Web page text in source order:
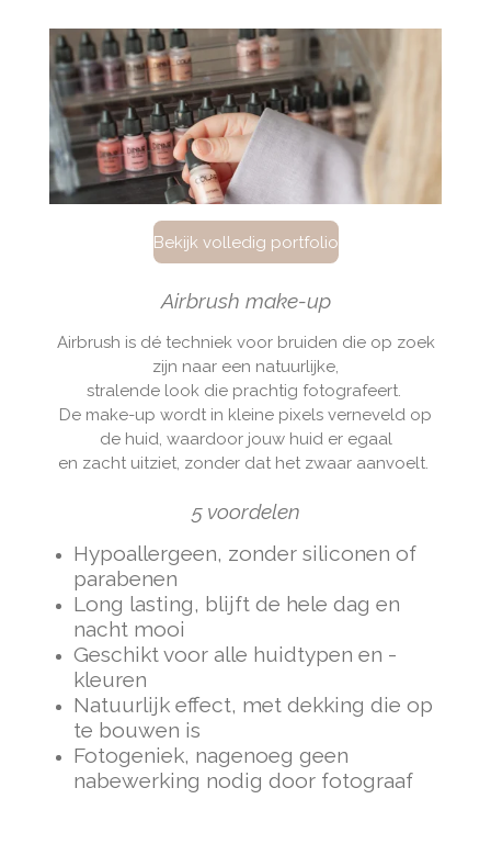
Bekijk volledig portfolio
Airbrush make-up
Airbrush is dé techniek voor bruiden die op zoek
zijn naar een natuurlijke,
stralende look die prachtig fotografeert.
De make-up wordt in kleine pixels verneveld op
de huid, waardoor jouw huid er egaal
en zacht uitziet, zonder dat het zwaar aanvoelt.
5 voordelen
Hypoallergeen, zonder siliconen of
parabenen
Long lasting, blijft de hele dag en
nacht mooi
Geschikt voor alle huidtypen en -
kleuren
Natuurlijk effect, met dekking die op
te bouwen is
Fotogeniek, nagenoeg geen
nabewerking nodig door fotograaf